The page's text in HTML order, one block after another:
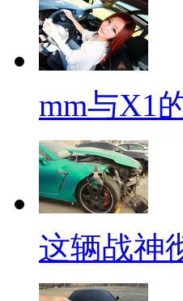
mm与X1
这辆战神